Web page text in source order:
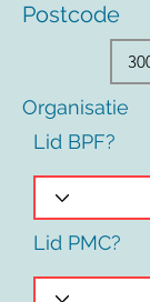
Postcode
Organisatie
Lid BPF?
Lid PMC?